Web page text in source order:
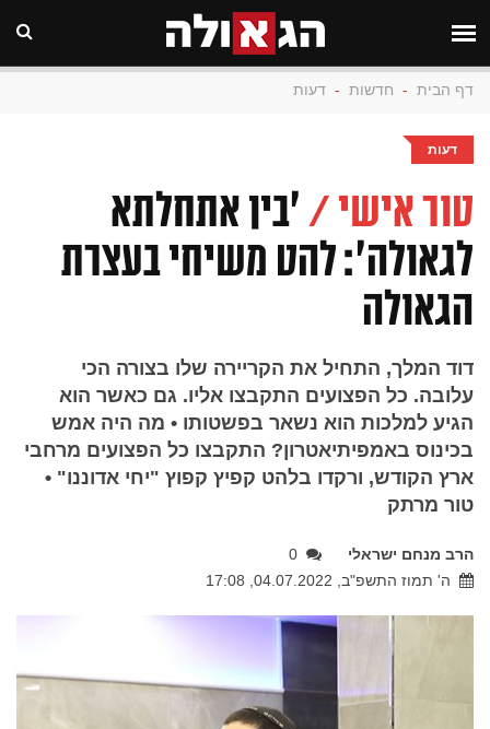
דף הבית - חדשות - דעות
דעות
טור אישי / 'בין אתחלתא
לגאולה': להט משיחי בעצרת
הגאולה
דוד המלך, התחיל את הקריירה שלו בצורה הכי
עלובה. כל הפצועים התקבצו אליו. גם כאשר הוא
הגיע למלכות הוא נשאר בפשטותו • מה היה אמש
בכינוס באמפיתיאטרון? התקבצו כל הפצועים מרחבי
ארץ הקודש, ורקדו בלהט קפיץ קפוץ "יחי אדוננו" •
טור מרתק
הרב מנחם ישראלי
0
ה' תמוז התשפ"ב, 04.07.2022, 17:08